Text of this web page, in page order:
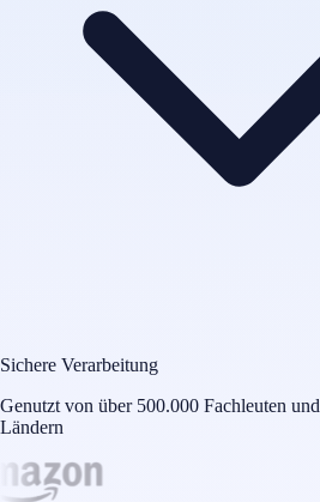
Sichere Verarbeitung
Genutzt von über 500.000 Fachleuten
Ländern